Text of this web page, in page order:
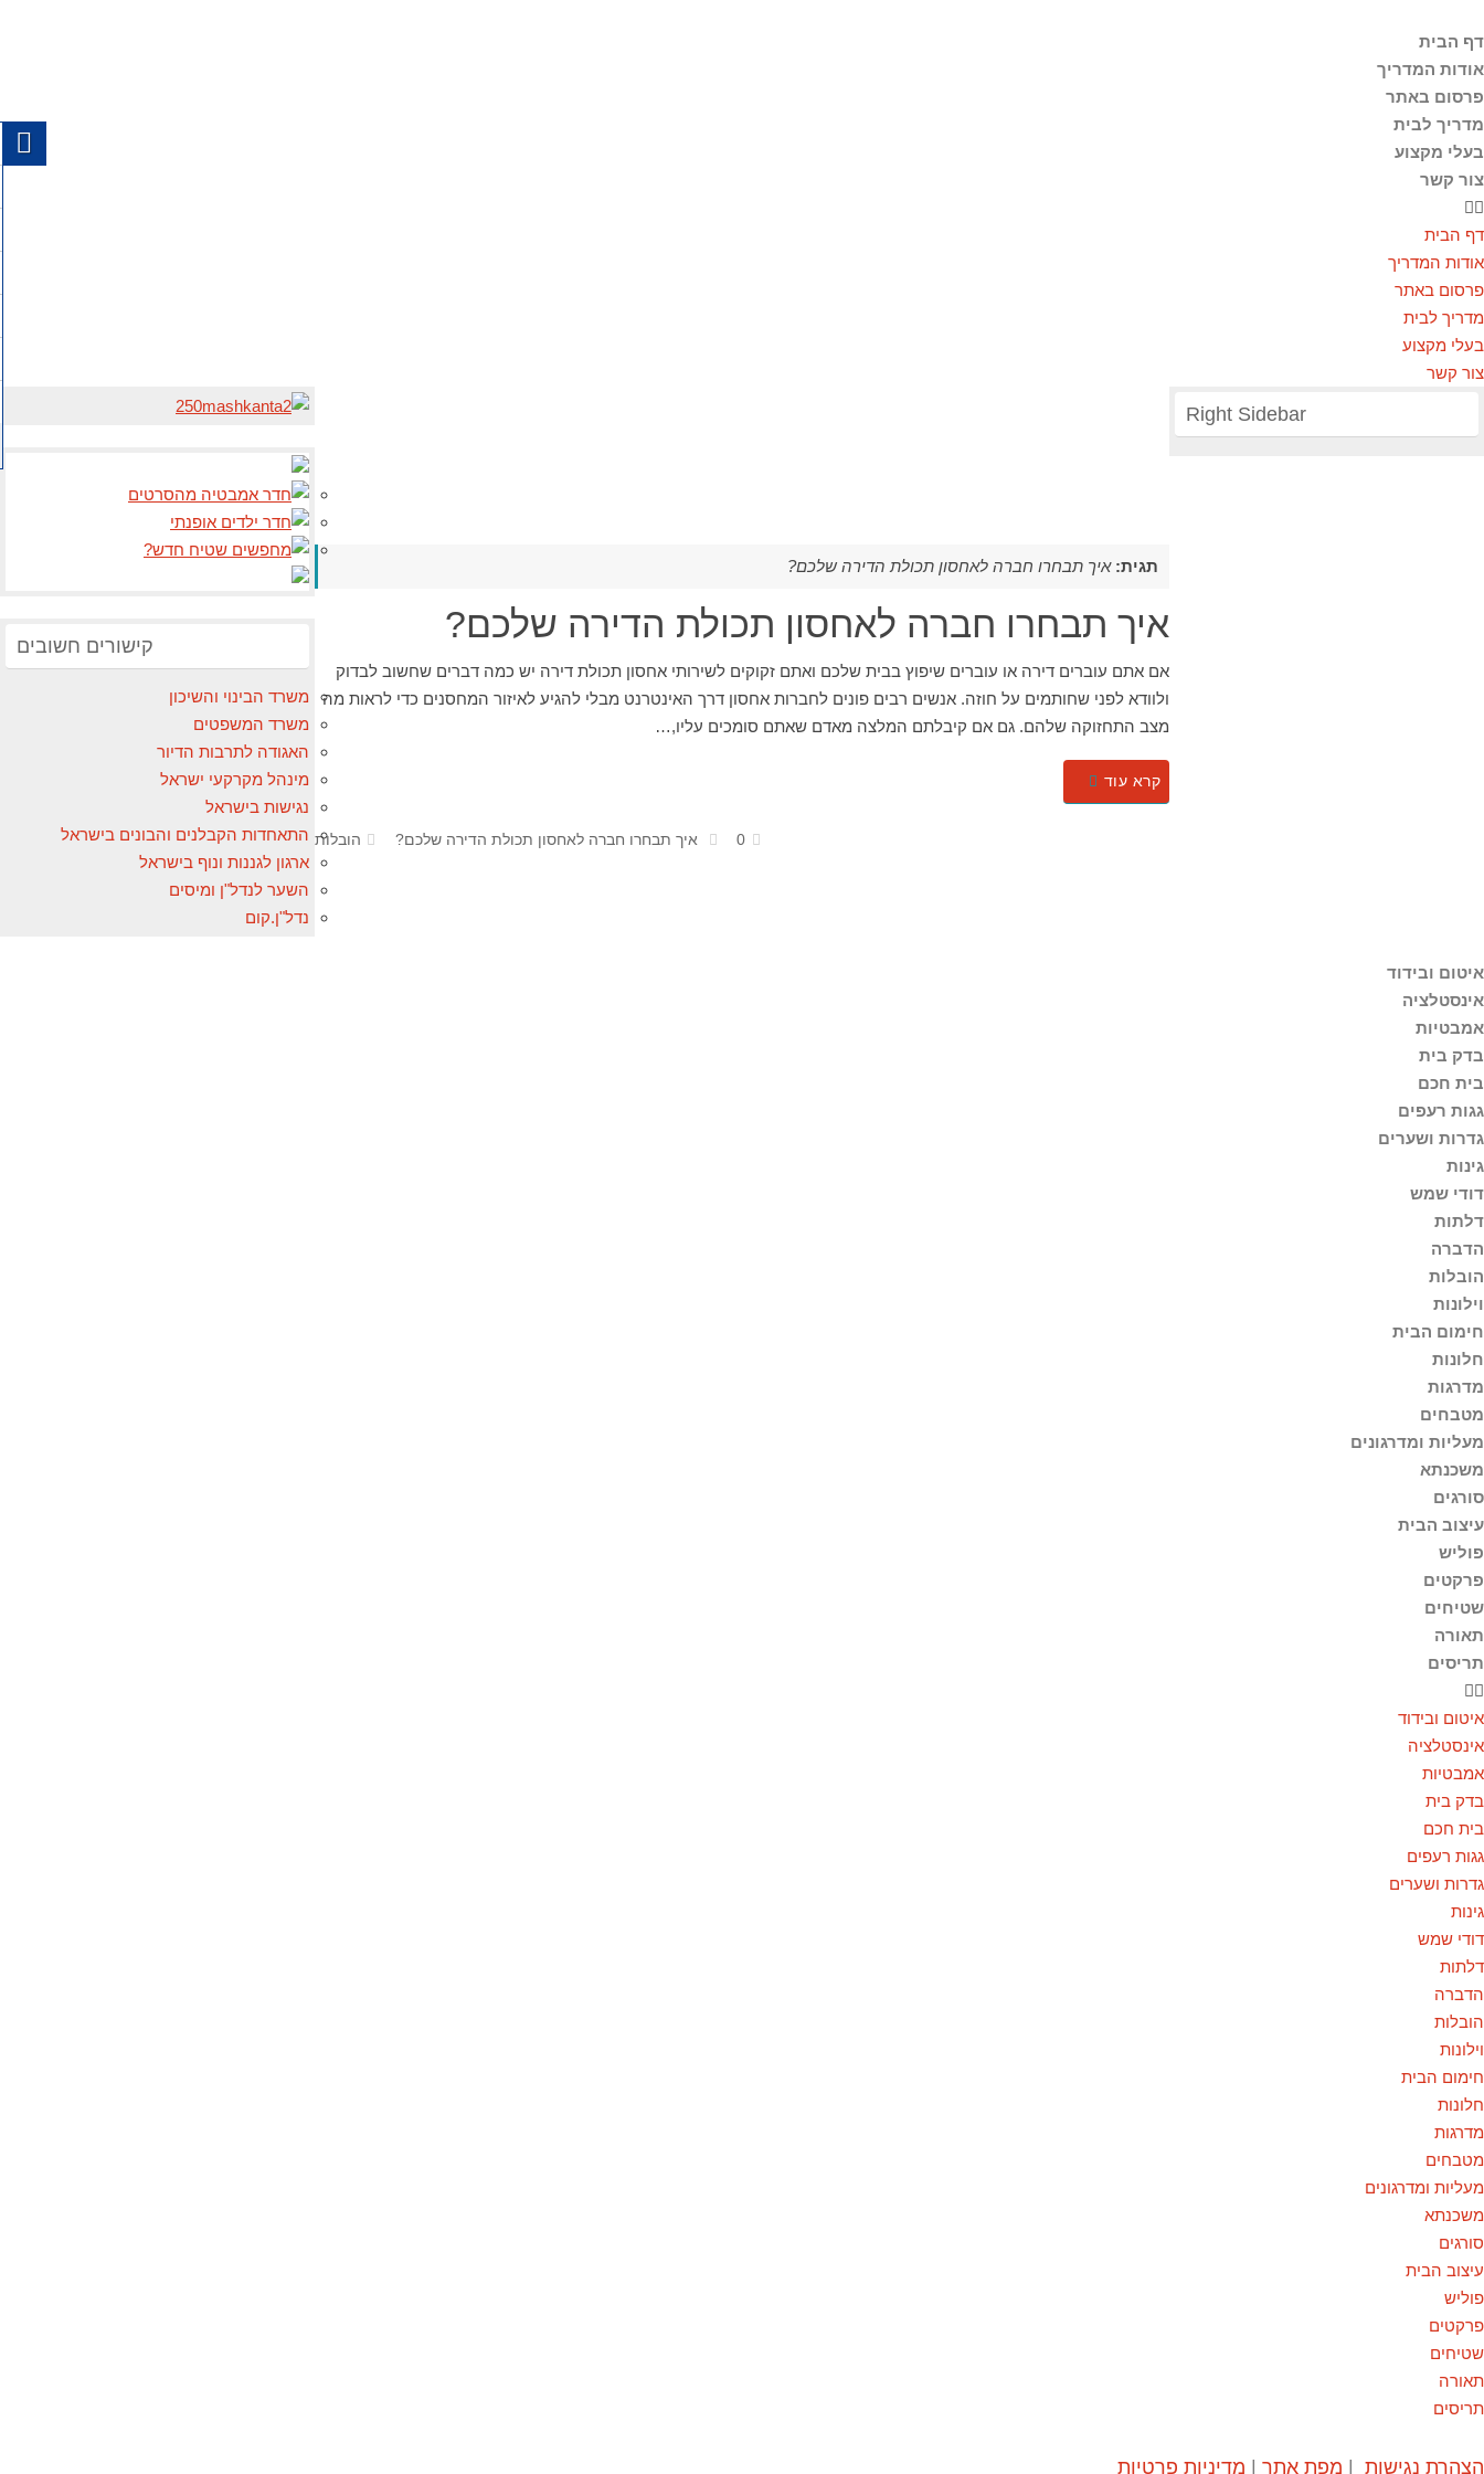
דף הבית
אודות המדריך
פרסום באתר
מדריך לבית
בעלי מקצוע
צור קשר
דף הבית
אודות המדריך
פרסום באתר
מדריך לבית
בעלי מקצוע
צור קשר
תגית:איך תבחרו חברה לאחסון תכולת הדירה שלכם?
איך תבחרו חברה לאחסון תכולת הדירה שלכם?
אם אתם עוברים דירה או עוברים שיפוץ בבית שלכם ואתם זקוקים לשירותי אחסון תכולת דירה יש כמה דברים שחשוב לבדוק
ולוודא לפני שחותמים על חוזה. אנשים רבים פונים לחברות אחסון דרך האינטרנט מבלי להגיע לאיזור המחסנים כדי לראות מה
מצב התחזוקה שלהם. גם אם קיבלתם המלצה מאדם שאתם סומכים עליו,…
קרא עוד
הובלות איך תבחרו חברה לאחסון תכולת הדירה שלכם? 0
קישורים חשובים
משרד הבינוי והשיכון
משרד המשפטים
האגודה לתרבות הדיור
מינהל מקרקעי ישראל
נגישות בישראל
התאחדות הקבלנים והבונים בישראל
ארגון לגננות ונוף בישראל
השער לנדל"ן ומיסים
נדל"ן.קום
Right Sidebar
איטום ובידוד
אינסטלציה
אמבטיות
בדק בית
בית חכם
גגות רעפים
גדרות ושערים
גינות
דודי שמש
דלתות
הדברה
הובלות
וילונות
חימום הבית
חלונות
מדרגות
מטבחים
מעליות ומדרגונים
משכנתא
סורגים
עיצוב הבית
פוליש
פרקטים
שטיחים
תאורה
תריסים
איטום ובידוד
אינסטלציה
אמבטיות
בדק בית
בית חכם
גגות רעפים
גדרות ושערים
גינות
דודי שמש
דלתות
הדברה
הובלות
וילונות
חימום הבית
חלונות
מדרגות
מטבחים
מעליות ומדרגונים
משכנתא
סורגים
עיצוב הבית
פוליש
פרקטים
שטיחים
תאורה
תריסים
הצהרת נגישות | מפת אתר | מדיניות פרטיות